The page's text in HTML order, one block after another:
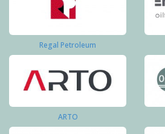
Regal Petroleum
ARTO